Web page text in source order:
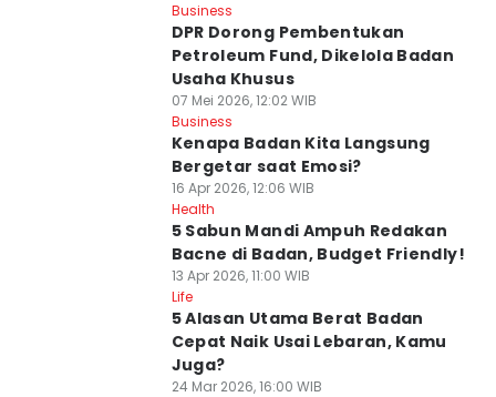
Business
DPR Dorong Pembentukan
Petroleum Fund, Dikelola Badan
Usaha Khusus
07 Mei 2026, 12:02 WIB
Business
Kenapa Badan Kita Langsung
Bergetar saat Emosi?
16 Apr 2026, 12:06 WIB
Health
5 Sabun Mandi Ampuh Redakan
Bacne di Badan, Budget Friendly!
13 Apr 2026, 11:00 WIB
Life
5 Alasan Utama Berat Badan
Cepat Naik Usai Lebaran, Kamu
Juga?
24 Mar 2026, 16:00 WIB